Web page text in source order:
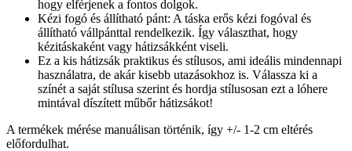
hogy elférjenek a fontos dolgok.
Kézi fogó és állítható pánt: A táska erős kézi fogóval és
állítható vállpánttal rendelkezik. Így választhat, hogy
kézitáskaként vagy hátizsákként viseli.
Ez a kis hátizsák praktikus és stílusos, ami ideális mindennapi
használatra, de akár kisebb utazásokhoz is. Válassza ki a
színét a saját stílusa szerint és hordja stílusosan ezt a lóhere
mintával díszített műbőr hátizsákot!
A termékek mérése manuálisan történik, így +/- 1-2 cm eltérés
előfordulhat.